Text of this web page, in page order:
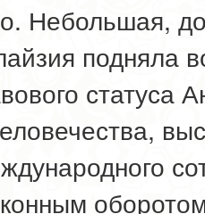
Небольшая,
подняла
статуса